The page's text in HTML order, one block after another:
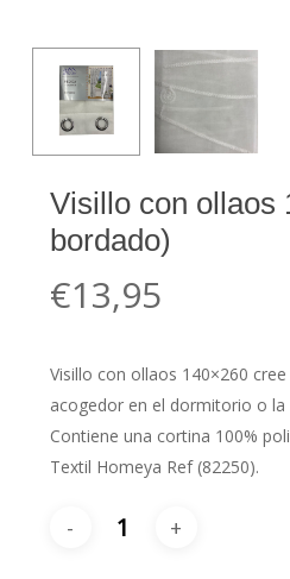
Visillo con ollaos
bordado)
€13,95
Visillo con ollaos 140×260
acogedor en el dormitorio o la
Contiene una cortina 100%
Textil Homeya Ref (82250).